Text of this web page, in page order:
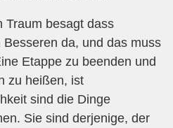
Traum besagt dass
da, und das muss
Etappe zu beenden und
zu heißen, ist
sind die Dinge
Sie sind derjenige, der